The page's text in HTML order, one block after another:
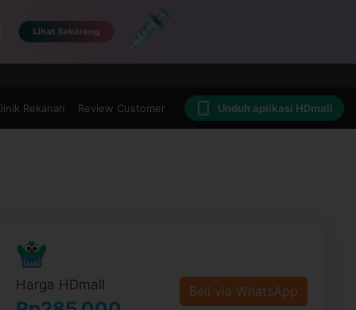
Rekanan Review Customer Unduh aplikasi HDmall
Harga HDmall Beli via WhatsApp